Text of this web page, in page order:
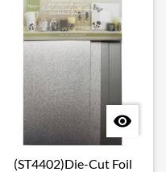

(ST4402)Die-Cut Foil